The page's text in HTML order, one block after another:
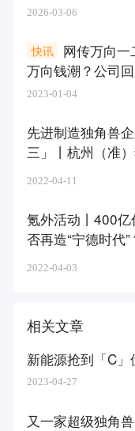
2026-03-06
网传万向
万向钱潮？公司
快讯
2023-01-04
先进制造独角兽
三」丨杭州（准
2022-04-11
氪外活动丨400
否再造“宁德时代”
2022-04-03
相关文章
新能源抢到「C
2023-04-27
又一家超级独角